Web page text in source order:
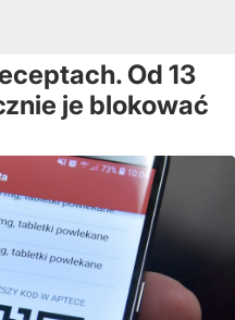
Od 13
je blokować